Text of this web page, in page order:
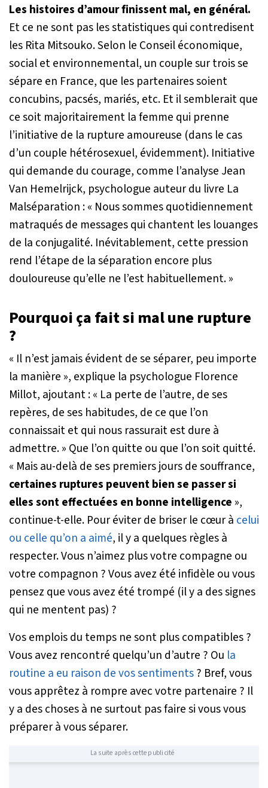
Les histoires d’amour finissent mal, en général.
Et ce ne sont pas les statistiques qui contredisent
les Rita Mitsouko. Selon le Conseil économique,
social et environnemental, un couple sur trois se
sépare en France, que les partenaires soient
concubins, pacsés, mariés, etc. Et il semblerait que
ce soit majoritairement la femme qui prenne
l’initiative de la rupture amoureuse (dans le cas
d’un couple hétérosexuel, évidemment). Initiative
qui demande du courage, comme l’analyse Jean
Van Hemelrijck, psychologue auteur du livre La
Malséparation :« Nous sommes quotidiennement
matraqués de messages qui chantent les louanges
de la conjugalité. Inévitablement, cette pression
rend l’étape de la séparation encore plus
douloureuse qu’elle ne l’est habituellement. »
Pourquoi ça fait si mal une rupture
?
« Il n’est jamais évident de se séparer, peu importe
la manière », explique la psychologue Florence
Millot, ajoutant :« La perte de l’autre, de ses
repères, de ses habitudes, de ce que l’on
connaissait et qui nous rassurait est dure à
admettre. » Que l’on quitte ou que l’on soit quitté.
« Mais au-delà de ses premiers jours de souffrance,
certaines ruptures peuvent bien se passer si
elles sont effectuées en bonne intelligence »,
continue-t-elle. Pour éviter de briser le cœur à celui
ou celle qu’on a aimé, il y a quelques règles à
respecter. Vous n’aimez plus votre compagne ou
votre compagnon ? Vous avez été infidèle ou vous
pensez que vous avez été trompé (il y a des signes
qui ne mentent pas) ?
Vos emplois du temps ne sont plus compatibles ?
Vous avez rencontré quelqu’un d’autre ? Ou la
routine a eu raison de vos sentiments? Bref, vous
vous apprêtez à rompre avec votre partenaire ? Il
y a des choses à ne surtout pas faire si vous vous
préparer à vous séparer.
La suite après cette publicité